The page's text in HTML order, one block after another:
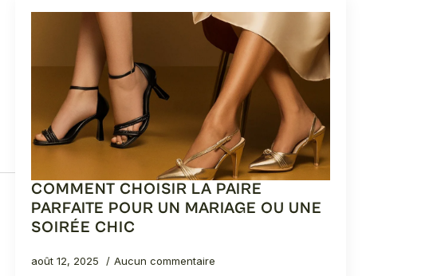
COMMENT CHOISIR LA PAIRE
PARFAITE POUR UN MARIAGE OU UNE
SOIRÉE CHIC
août 12, 2025 Aucun commentaire